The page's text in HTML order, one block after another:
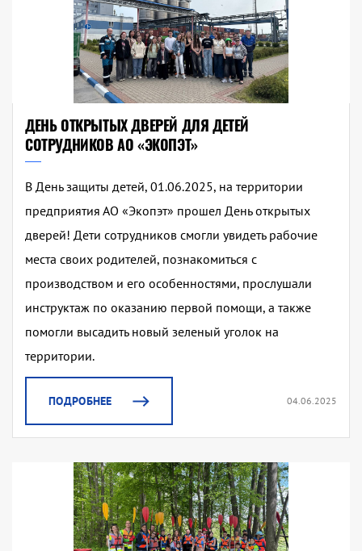
ДЕНЬ ОТКРЫТЫХ ДВЕРЕЙ ДЛЯ ДЕТЕЙ
СОТРУДНИКОВ АО «ЭКОПЭТ»
В День защиты детей, 01.06.2025, на территории
предприятия АО «Экопэт» прошел День открытых
дверей! Дети сотрудников смогли увидеть рабочие
места своих родителей, познакомиться с
производством и его особенностями, прослушали
инструктаж по оказанию первой помощи, а также
помогли высадить новый зеленый уголок на
территории.
ПОДРОБНЕЕ 04.06.2025